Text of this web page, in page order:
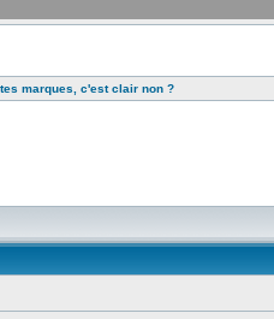
marques, c'est clair non ?